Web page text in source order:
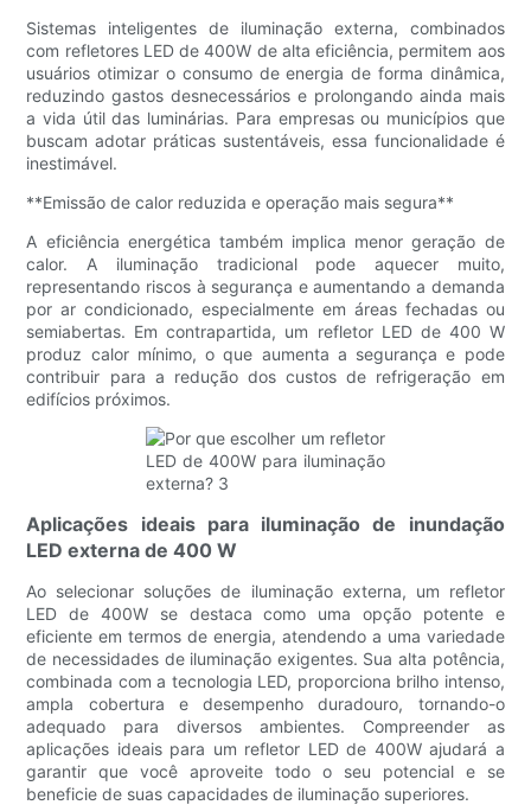
Sistemas inteligentes de iluminação externa, combinados
com refletores LED de 400W de alta eficiência, permitem aos
usuários otimizar o consumo de energia de forma dinâmica,
reduzindo gastos desnecessários e prolongando ainda mais
a vida útil das luminárias. Para empresas ou municípios que
buscam adotar práticas sustentáveis, essa funcionalidade é
inestimável.
**Emissão de calor reduzida e operação mais segura**
A eficiência energética também implica menor geração de
calor. A iluminação tradicional pode aquecer muito,
representando riscos à segurança e aumentando a demanda
por ar condicionado, especialmente em áreas fechadas ou
semiabertas. Em contrapartida, um refletor LED de 400 W
produz calor mínimo, o que aumenta a segurança e pode
contribuir para a redução dos custos de refrigeração em
edifícios próximos.
Aplicações ideais para iluminação de inundação
LED externa de 400 W
Ao selecionar soluções de iluminação externa, um refletor
LED de 400W se destaca como uma opção potente e
eficiente em termos de energia, atendendo a uma variedade
de necessidades de iluminação exigentes. Sua alta potência,
combinada com a tecnologia LED, proporciona brilho intenso,
ampla cobertura e desempenho duradouro, tornando-o
adequado para diversos ambientes. Compreender as
aplicações ideais para um refletor LED de 400W ajudará a
garantir que você aproveite todo o seu potencial e se
beneficie de suas capacidades de iluminação superiores.